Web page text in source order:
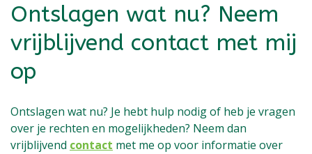
Ontslagen wat nu? Neem
vrijblijvend contact met mij
op
Ontslagen wat nu? Je hebt hulp nodig of heb je vragen
over je rechten en mogelijkheden? Neem dan
vrijblijvend contact met me op voor informatie over